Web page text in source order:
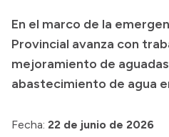
Transparencia
Presupuesto
Compras y licitaciones
En el marco de la
Provincial avanza con
mejoramiento de
abastecimiento de agua
Fecha: 22 de junio de 2026